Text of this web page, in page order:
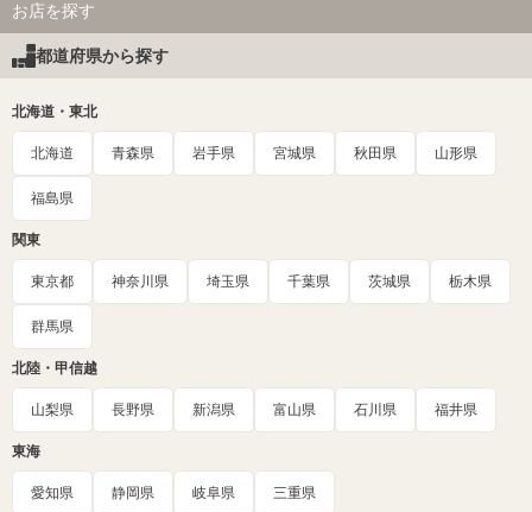
お店を探す
都道府県から探す
北海道・東北
北海道 青森県 岩手県 宮城県 秋田県 山形県
福島県
関東
東京都 神奈川県 埼玉県 千葉県 茨城県 栃木県
群馬県
北陸・甲信越
山梨県 長野県 新潟県 富山県 石川県 福井県
東海
愛知県 静岡県 岐阜県 三重県